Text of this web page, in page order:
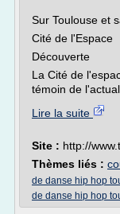
Sur Toulouse et
Cité de l'Espace
Découverte
La Cité de
témoin de
Lire la suite
Site : http://
Thèmes liés :
de danse hip hop
de danse hip hop